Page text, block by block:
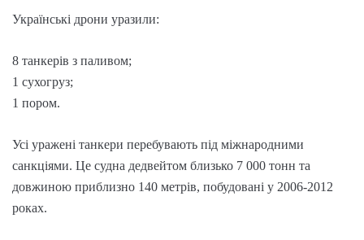
Українські дрони уразили:
8 танкерів з паливом;
1 сухогруз;
1 пором.
Усі уражені танкери перебувають під міжнародними
санкціями. Це судна дедвейтом близько 7 000 тонн та
довжиною приблизно 140 метрів, побудовані у 2006-2012
роках.